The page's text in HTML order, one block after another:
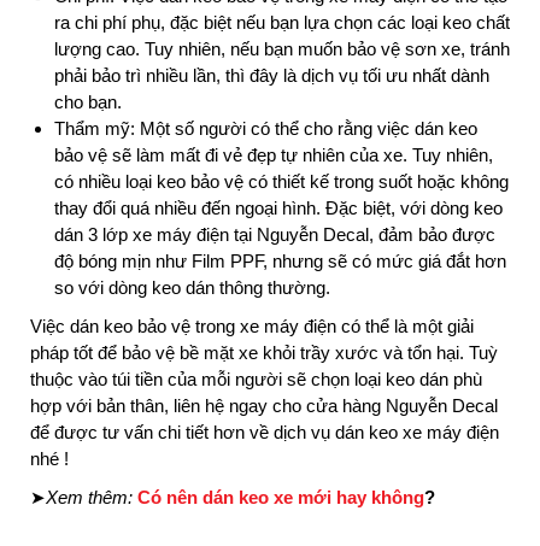
ra chi phí phụ, đặc biệt nếu bạn lựa chọn các loại keo chất
lượng cao. Tuy nhiên, nếu bạn muốn bảo vệ sơn xe, tránh
phải bảo trì nhiều lần, thì đây là dịch vụ tối ưu nhất dành
cho bạn.
Thẩm mỹ: Một số người có thể cho rằng việc dán keo
bảo vệ sẽ làm mất đi vẻ đẹp tự nhiên của xe. Tuy nhiên,
có nhiều loại keo bảo vệ có thiết kế trong suốt hoặc không
thay đổi quá nhiều đến ngoại hình. Đặc biệt, với dòng keo
dán 3 lớp xe máy điện tại Nguyễn Decal, đảm bảo được
độ bóng mịn như Film PPF, nhưng sẽ có mức giá đắt hơn
so với dòng keo dán thông thường.
Việc dán keo bảo vệ trong xe máy điện có thể là một giải
pháp tốt để bảo vệ bề mặt xe khỏi trầy xước và tổn hại. Tuỳ
thuộc vào túi tiền của mỗi người sẽ chọn loại keo dán phù
hợp với bản thân, liên hệ ngay cho cửa hàng Nguyễn Decal
để được tư vấn chi tiết hơn về dịch vụ dán keo xe máy điện
nhé !
➤Xem thêm: Có nên dán keo xe mới hay không?